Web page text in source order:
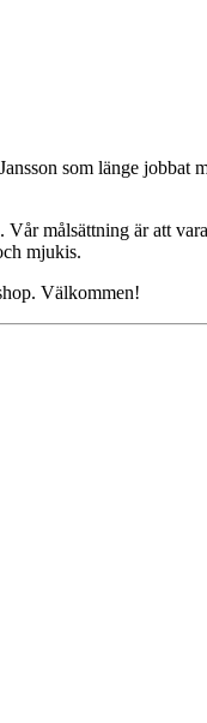
som länge
målsättning är att
mjukis.
Välkommen!